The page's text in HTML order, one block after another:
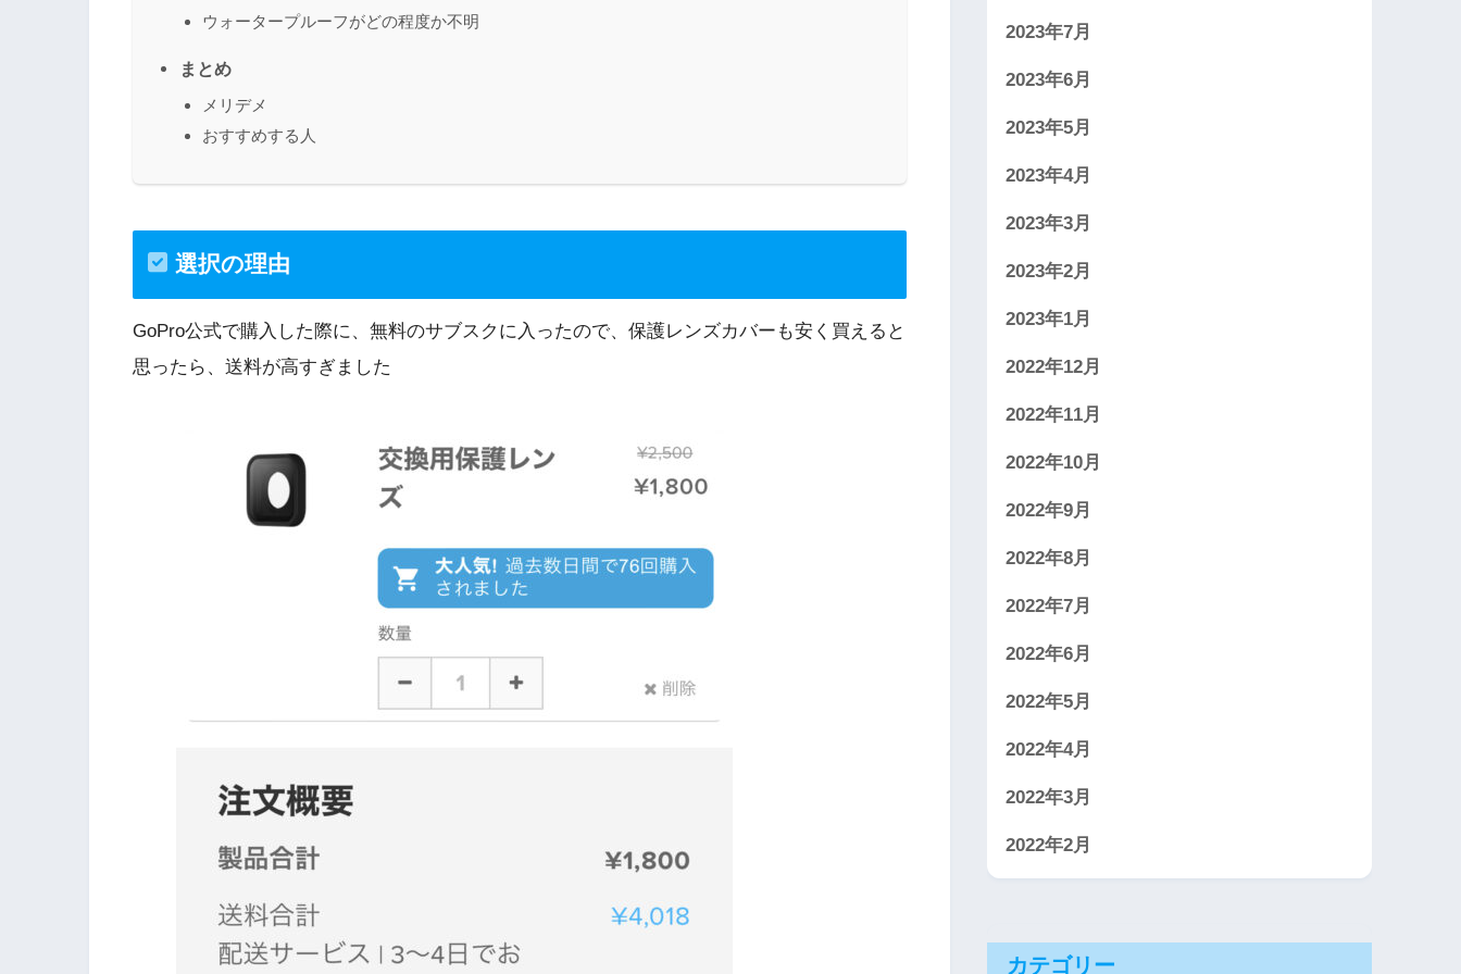
ウォータープルーフがどの程度か不明
まとめ
メリデメ
おすすめする人
選択の理由
GoPro公式で購入した際に、無料のサブスクに入ったので、保護レンズカバーも安く買えると
思ったら、送料が高すぎました
2023年7月
2023年6月
2023年5月
2023年4月
2023年3月
2023年2月
2023年1月
2022年12月
2022年11月
2022年10月
2022年9月
2022年8月
2022年7月
2022年6月
2022年5月
2022年4月
2022年3月
2022年2月
カテゴリー